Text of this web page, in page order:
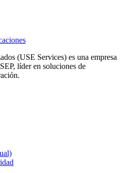
(USE Services) es una empresa
líder en soluciones de